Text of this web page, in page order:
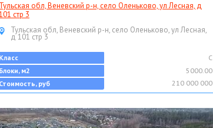
Тульская обл, Веневский р-н, село Оленьково, ул Лесная, д
стр 3
Тульская обл, Веневский р-н, село Оленьково, ул Лесная,
д 101 стр 3
Класс
C
Блоки, м2
5000.00
Стоимость, руб
210 000 000